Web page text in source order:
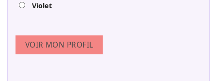
Violet
VOIR MON PROFIL